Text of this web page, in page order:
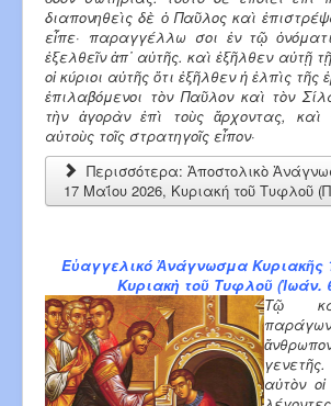
διαπονηθεὶς δὲ ὁ Παῦλος καὶ
εἶπε· παραγγέλλω σοι ἐν τῷ
ἐξελθεῖν ἀπ᾿ αὐτῆς. καὶ ἐξῆλθεν αὐτῇ
οἱ κύριοι αὐτῆς ὅτι ἐξῆλθεν ἡ ἐλπὶς
ἐπιλαβόμενοι τὸν Παῦλον καὶ τὸν
τὴν ἀγορὰν ἐπὶ τοὺς ἄρχοντας, καὶ
αὐτοὺς τοῖς στρατηγοῖς εἶπον·
Περισσότερα: Ἀποστολικὸ
17 Μαΐου 2026, Κυριακή τοῦ Τυφλοῦ
Εὐαγγελικό Ἀνάγνωσμα Κυριακῆς
Κυριακὴ τοῦ Τυφλοῦ (Ἰωάν.
Τῷ
αὐτὸν